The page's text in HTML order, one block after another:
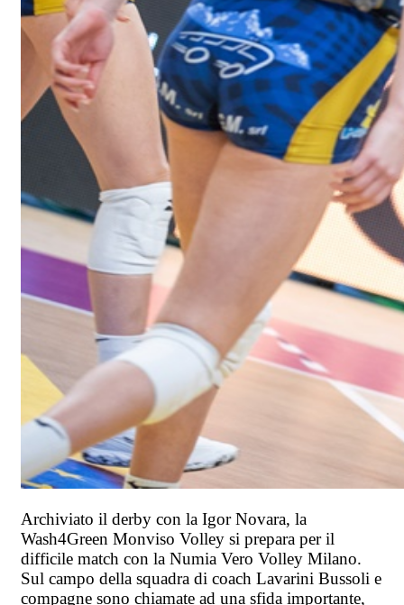
Archiviato il derby con la Igor Novara, la
Wash4Green Monviso Volley si prepara per il
difficile match con la Numia Vero Volley Milano.
Sul campo della squadra di coach Lavarini Bussoli e
compagne sono chiamate ad una sfida importante,